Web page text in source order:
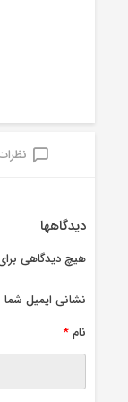
دیدگاهها
هیچ دیدگاهی
نشانی ایمیل
نام*